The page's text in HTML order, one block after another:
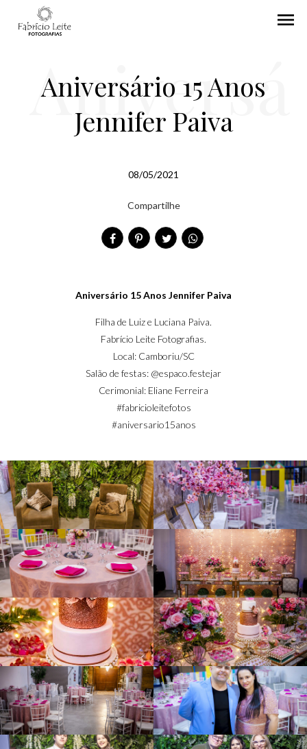
menu
Aniversário 15 Anos
Jennifer Paiva
Aniversá
rio 15
Anos
Jennifer
Paiva
08/05/2021
Compartilhe
Aniversário 15 Anos Jennifer Paiva
Filha de Luiz e Luciana Paiva.
Fabrício Leite Fotografias.
Local: Camboriu/SC
Salão de festas: @espaco.festejar
Cerimonial: Eliane Ferreira
#fabricioleitefotos
#aniversario15anos